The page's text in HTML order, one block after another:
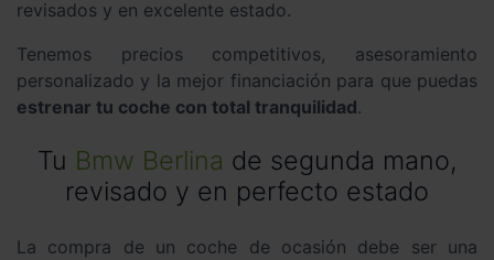
revisados y en excelente estado.
Tenemos precios competitivos, asesoramiento
personalizado y la mejor financiación para que puedas
estrenar tu coche con total tranquilidad.
Tu Bmw Berlina de segunda mano,
revisado y en perfecto estado
La compra de un coche de ocasión debe ser una